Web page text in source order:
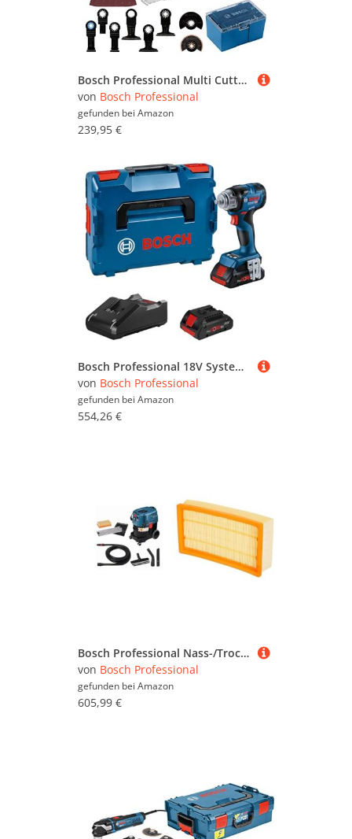
Bosch Professional Multi Cutter GOP 30-28 (inkl. 7x Starlock Tauchsägeblatt, 2x Starlock Segmentsägeblatt, 1x Starlock Carbide-Riff Schleifplatte, 5x Schleifblätter, 1x Delta-Schleifplatte, L-BOXX)
von Bosch Professional
gefunden bei Amazon
239,95 €
Bosch Professional 18V System Akku Drehschlagschrauber GDS 18V-320 C (320 Nm Anziehmoment und 540 Nm Losbrechmoment, inkl. 2x 4.0Ah ProCORE Akku, Ladegerät GAL 18V-40, Bluetooth-Modul GCY 42, L-BOXX)
von Bosch Professional
gefunden bei Amazon
554,26 €
Bosch Professional Nass-/Trockensauger GAS 35 L AFC (inkl. 1x Zellulose-Flachfaltenflter, Fugendüse, Krümmer, Bodendüsen-Set) + Flachfaltenfilter Polyester, viereckig, 6150 cm², 240 x 140 x 56 mm
von Bosch Professional
gefunden bei Amazon
605,99 €